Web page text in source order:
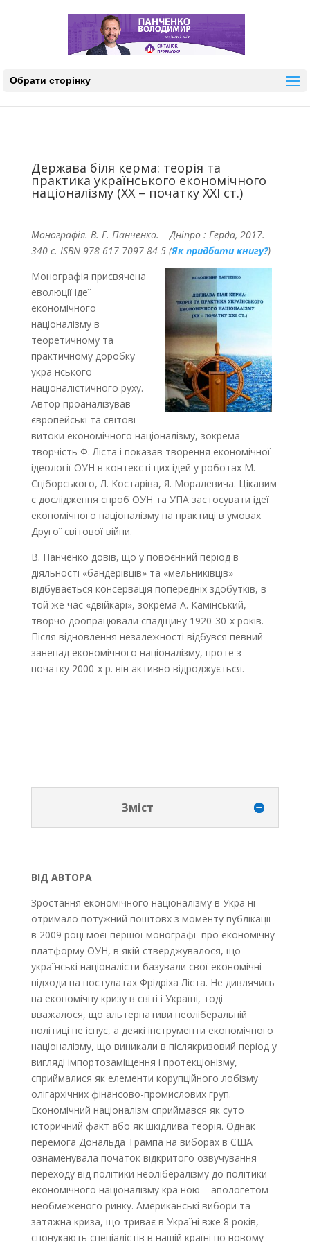
Обрати сторінку
Держава біля керма: теорія та
практика українського економічного
націоналізму (XX – початку XXI ст.)
Монографія. В. Г. Панченко. – Дніпро : Герда, 2017. –
340 с. ISBN 978-617-7097-84-5 (Як придбати книгу?)
Монографія присвячена
еволюції ідеї
економічного
націоналізму в
теоретичному та
практичному доробку
українського
націоналістичного руху.
Автор проаналізував
європейські та світові
витоки економічного націоналізму, зокрема
творчість Ф. Ліста і показав творення економічної
ідеології ОУН в контексті цих ідей у роботах М.
Сціборського, Л. Костаріва, Я. Моралевича. Цікавим
є дослідження спроб ОУН та УПА застосувати ідеї
економічного націоналізму на практиці в умовах
Другої світової війни.
В. Панченко довів, що у повоєнний період в
діяльності «бандерівців» та «мельниківців»
відбувається консервація попередніх здобутків, в
той же час «двійкарі», зокрема А. Камінський,
творчо доопрацювали спадщину 1920-30-х років.
Після відновлення незалежності відбувся певний
занепад економічного націоналізму, проте з
початку 2000-х р. він активно відроджується.
Зміст
ВІД АВТОРА
Зростання економічного націоналізму в Україні
отримало потужний поштовх з моменту публікації
в 2009 році моєї першої монографії про економічну
платформу ОУН, в якій стверджувалося, що
українські націоналісти базували свої економічні
підходи на постулатах Фрідріха Ліста. Не дивлячись
на економічну кризу в світі і Україні, тоді
вважалося, що альтернативи неоліберальній
політиці не існує, а деякі інструменти економічного
націоналізму, що виникали в післякризовий період у
вигляді імпортозаміщення і протекціонізму,
сприймалися як елементи корупційного лобізму
олігархічних фінансово-промислових груп.
Економічний націоналізм сприймався як суто
історичний факт або як шкідлива теорія. Однак
перемога Дональда Трампа на виборах в США
ознаменувала початок відкритого озвучування
переходу від політики неолібералізму до політики
економічного націоналізму країною – апологетом
необмеженого ринку. Американські вибори та
затяжна криза, що триває в Україні вже 8 років,
спонукають спеціалістів в нашій країні по новому